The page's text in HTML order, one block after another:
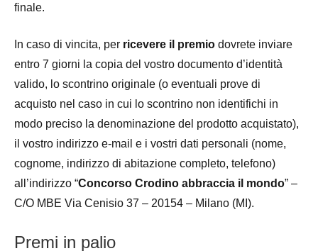
finale.
In caso di vincita, per ricevere il premio dovrete inviare
entro 7 giorni la copia del vostro documento d’identità
valido, lo scontrino originale (o eventuali prove di
acquisto nel caso in cui lo scontrino non identifichi in
modo preciso la denominazione del prodotto acquistato),
il vostro indirizzo e-mail e i vostri dati personali (nome,
cognome, indirizzo di abitazione completo, telefono)
all’indirizzo “Concorso Crodino abbraccia il mondo” –
C/O MBE Via Cenisio 37 – 20154 – Milano (MI).
Premi in palio